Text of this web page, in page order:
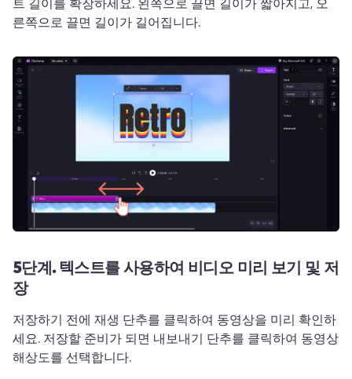
른쪽으로 끌면 길이가 길어집니다.
5단계.텍스트를 사용하여 비디오 미리 보기 및 저
장
저장하기 전에 재생 단추를 클릭하여 동영상을 미리 확인하
세요. 저장할 준비가 되면 내보내기 단추를 클릭하여 동영상
해상도를 선택합니다.